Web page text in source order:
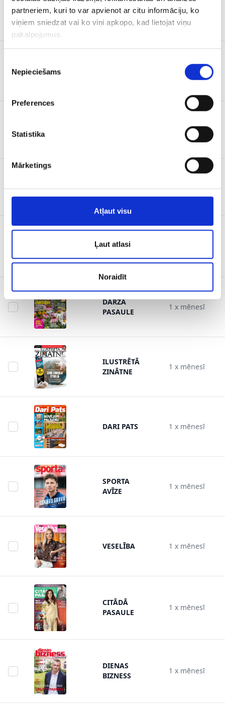
partneriem, kuri to var apvienot ar citu informāciju, ko
viņiem sniedzat vai ko viņi apkopo, kad lietojat viņu
pakalpojumus.
izvēle
Nepieciešams
Preferences
Statistika
Mārketings
Atļaut visu
Ļaut atlasi
Noraidīt
PASAULES
VĒSTURE
1 x mēnesī
1 x mēnesī
1 x mēnesī
JUNIORIEM
MINI
1 x mēnesī
ILUSTRĒTĀ
DĀRZA
PASAULE
1 x mēnesī
ILUSTRĒTĀ
ZINĀTNE
1 x mēnesī
DARI PATS 1 x mēnesī
SPORTA
AVĪZE
1 x mēnesī
VESELĪBA 1 x mēnesī
CITĀDĀ
PASAULE
1 x mēnesī
DIENAS
BIZNESS
1 x mēnesī